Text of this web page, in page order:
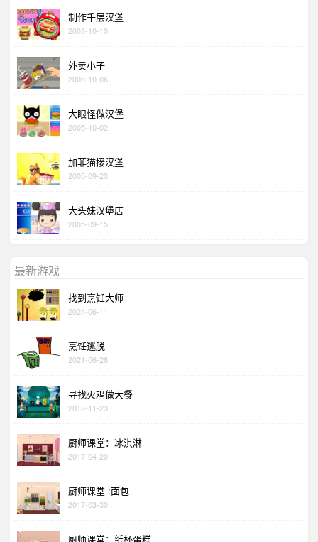
制作千层汉堡
2005-10-10
外卖小子
2005-10-06
大眼怪做汉堡
2005-10-02
加菲猫接汉堡
2005-09-20
大头妹汉堡店
2005-09-15
最新游戏
找到烹饪大师
2024-06-11
烹饪逃脱
2021-06-28
寻找火鸡做大餐
2018-11-23
厨师课堂：冰淇淋
2017-04-20
厨师课堂 :面包
2017-03-30
厨师课堂：纸杯蛋糕